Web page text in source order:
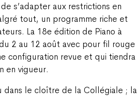
s’adapter aux restrictions en
tout, un programme riche et
La 18e édition de Piano à
2 au 12 août avec pour fil rouge
configuration revue et qui tiendra
en vigueur.
dans le cloître de la Collégiale ; la